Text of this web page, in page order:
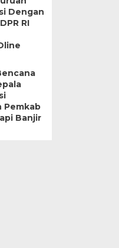
Dengan
RI
Pemkab
Banjir